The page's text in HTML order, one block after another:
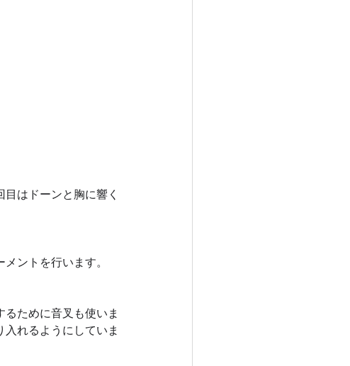
はドーンと胸に響く
ントを行います。
ために音叉も使いま
れるようにしていま